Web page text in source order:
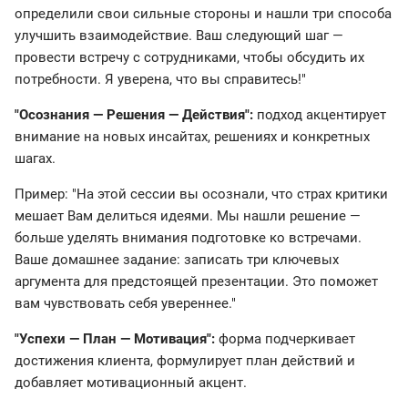
определили свои сильные стороны и нашли три способа
улучшить взаимодействие. Ваш следующий шаг —
провести встречу с сотрудниками, чтобы обсудить их
потребности. Я уверена, что вы справитесь!"
"Осознания — Решения — Действия": подход акцентирует
внимание на новых инсайтах, решениях и конкретных
шагах.
Пример: "На этой сессии вы осознали, что страх критики
мешает Вам делиться идеями. Мы нашли решение —
больше уделять внимания подготовке ко встречами.
Ваше домашнее задание: записать три ключевых
аргумента для предстоящей презентации. Это поможет
вам чувствовать себя увереннее."
"Успехи — План — Мотивация": форма подчеркивает
достижения клиента, формулирует план действий и
добавляет мотивационный акцент.